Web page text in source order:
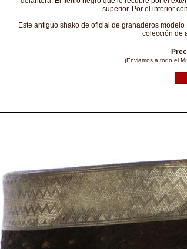
superior. Por el interior
Este antiguo shako de oficial de granaderos
colección de
¡Enviamos a todo el